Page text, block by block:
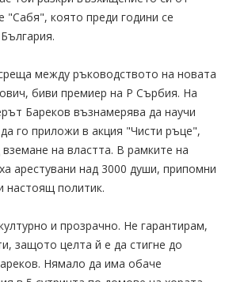
"Сабя", която преди години се
между ръководството на новата
биви премиер на Р Сърбия. На
Бареков възнамерява да научи
го приложи в акция "Чисти ръце",
на властта. В рамките на
арестувани над 3000 души, припомни
настоящ политик.
и прозрачно. Не гарантирам,
защото целта й е да стигне до
Нямало да има обаче